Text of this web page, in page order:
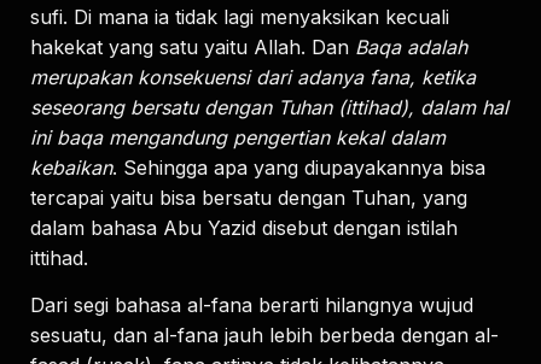
sufi. Di mana ia tidak lagi menyaksikan kecuali
hakekat yang satu yaitu Allah. Dan Baqa adalah
merupakan konsekuensi dari adanya fana, ketika
seseorang bersatu dengan Tuhan (ittihad), dalam hal
ini baqa mengandung pengertian kekal dalam
kebaikan. Sehingga apa yang diupayakannya bisa
tercapai yaitu bisa bersatu dengan Tuhan, yang
dalam bahasa Abu Yazid disebut dengan istilah
ittihad.
Dari segi bahasa al-fana berarti hilangnya wujud
sesuatu, dan al-fana jauh lebih berbeda dengan al-